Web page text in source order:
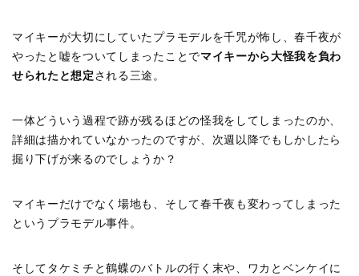
マイキーが大切にしていたプラモデルを千咒が怖し、春千夜が
やったと嘘をついてしまったことでマイキーから大怪我を負わ
せられたと想定される三途。
一体どういう過程で跡が残るほどの怪我をしてしまったのか、
詳細は描かれていなかったのですが、次週以降でもしかしたら
掘り下げが来るのでしょうか？
マイキーだけでなく場地も、そして春千夜も変わってしまった
というプラモデル事件。
そしてタケミチと鶴蝶のバトルの行く末や、ワカとベンケイに